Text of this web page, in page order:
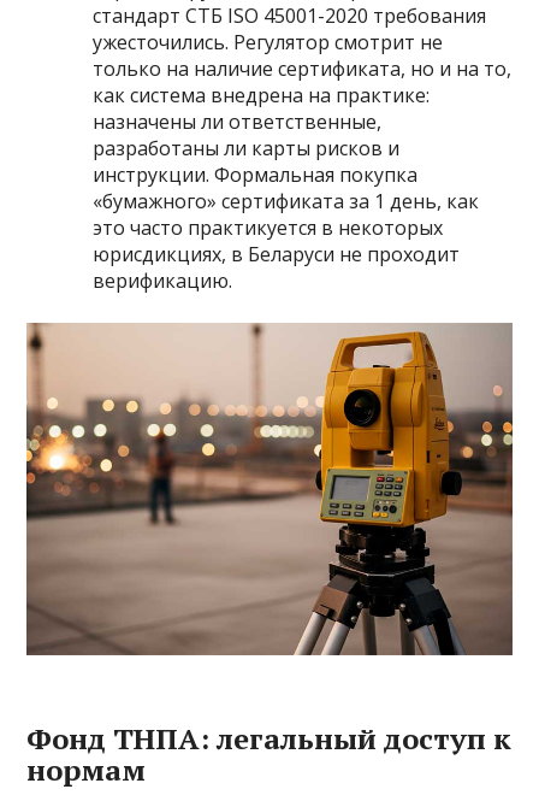
стандарт СТБ ISO 45001-2020 требования
ужесточились. Регулятор смотрит не
только на наличие сертификата, но и на то,
как система внедрена на практике:
назначены ли ответственные,
разработаны ли карты рисков и
инструкции. Формальная покупка
«бумажного» сертификата за 1 день, как
это часто практикуется в некоторых
юрисдикциях, в Беларуси не проходит
верификацию.
Фонд ТНПА: легальный доступ к
нормам